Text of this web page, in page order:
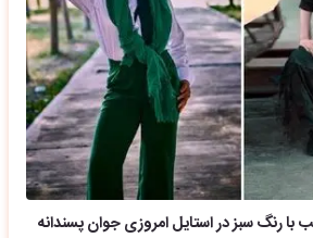
با رنگ سبز در استایل امروزی جوان پسندانه